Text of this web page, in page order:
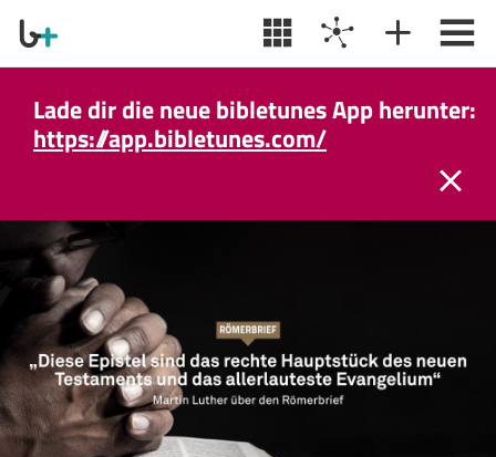
Lade dir die neue bibletunes App herunter:
https://app.bibletunes.com/